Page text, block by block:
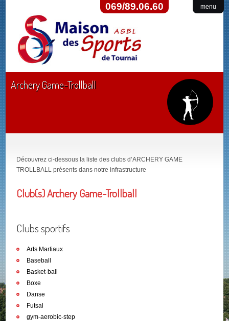
menu
069/89.06.60
Archery Game-Trollball
Découvrez ci-dessous la liste des clubs d’ARCHERY GAME
TROLLBALL présents dans notre infrastructure
Club(s) Archery Game-Trollball
Clubs sportifs
Arts Martiaux
Baseball
Basket-ball
Boxe
Danse
Futsal
gym-aerobic-step